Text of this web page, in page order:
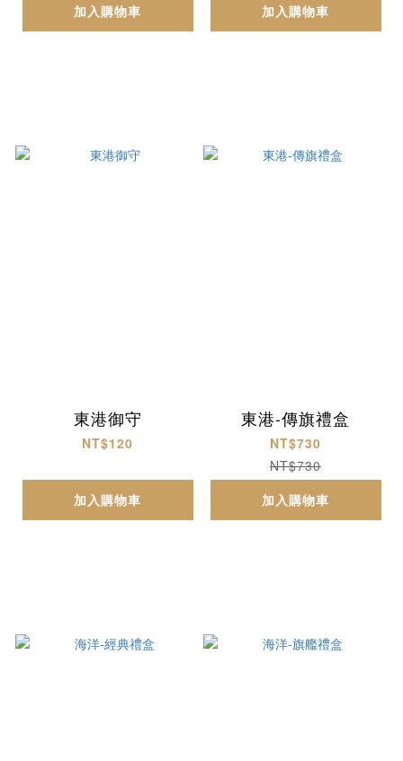
加入購物車
加入購物車
東港御守
NT$120
加入購物車
東港-傳旗禮盒
NT$730
NT$730
加入購物車